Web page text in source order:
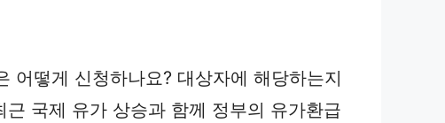
어떻게 신청하나요? 대상자에 해당하는지
국제 유가 상승과 함께 정부의 유가환급